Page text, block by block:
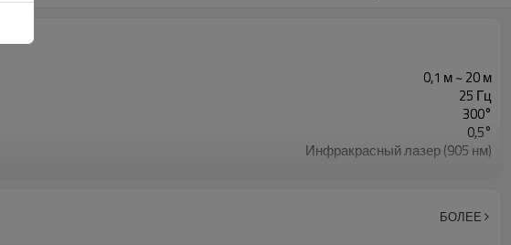
0,1 м ~ 20 м
25 Гц
300°
0,5°
Инфракрасный лазер (905 нм)
БОЛЕЕ